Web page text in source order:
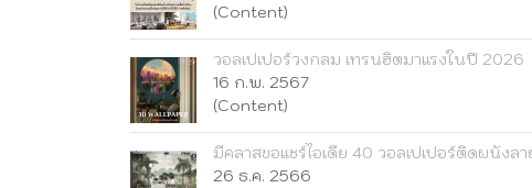
(Content)
วอลเปเปอร์วงกลม เทรนฮิตมาแรงในปี 2026
16 ก.พ. 2567
(Content)
มีคลาสขอแชร์ไอเดีย 40 วอลเปเปอร์ติดผนัง
26 ธ.ค. 2566